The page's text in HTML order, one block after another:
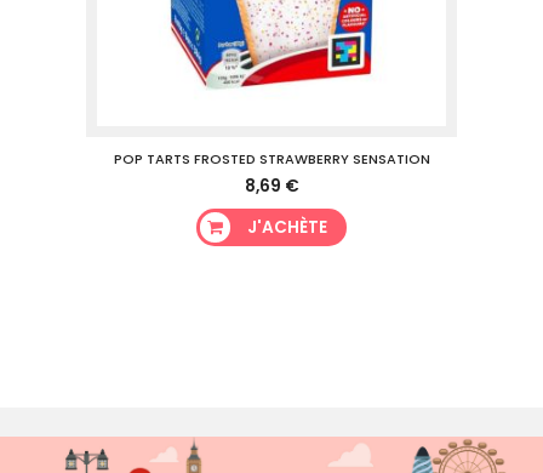
POP TARTS FROSTED STRAWBERRY SENSATION
8,69 €
J'ACHÈTE